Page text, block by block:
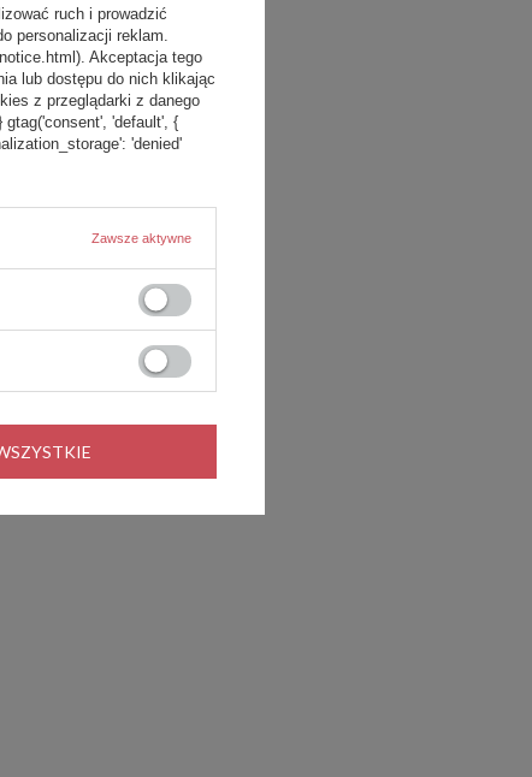
ruch i prowadzić
personalizacji reklam.
Akceptacja tego
lub dostępu do nich klikając
z przeglądarki z danego
gtag('consent', 'default', {
'denied'
Zawsze aktywne